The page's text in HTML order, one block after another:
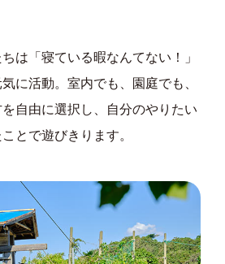
は「寝ている暇なんてない！」
に活動。室内でも、園庭でも、
自由に選択し、自分のやりたい
とで遊びきります。